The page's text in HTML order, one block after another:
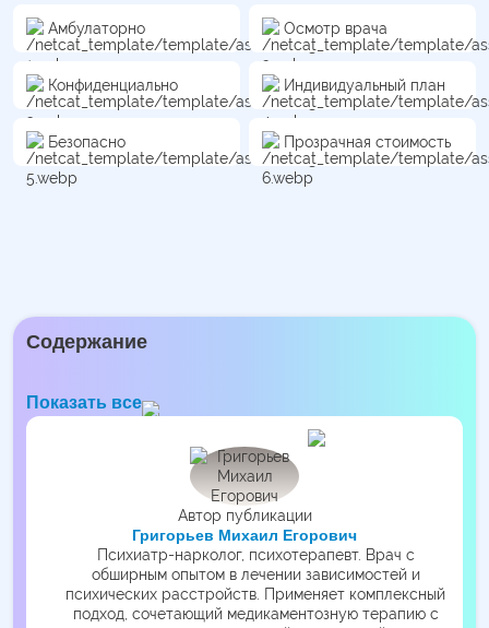
Амбулаторно Осмотр врача
Конфиденциально Индивидуальный план
Безопасно Прозрачная стоимость
Содержание
Показать все
Автор публикации
Григорьев Михаил Егорович
Психиатр-нарколог, психотерапевт. Врач с
обширным опытом в лечении зависимостей и
психических расстройств. Применяет комплексный
подход, сочетающий медикаментозную терапию с